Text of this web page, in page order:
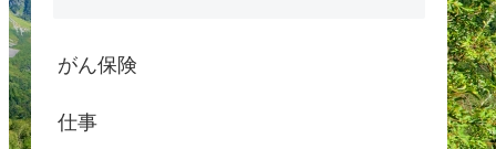
がん保険
仕事